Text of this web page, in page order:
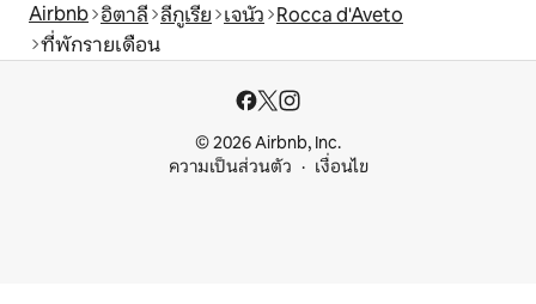
Airbnb อิตาลี ลีกูเรีย เจนัว Rocca d'Aveto
ที่พักรายเดือน
© 2026 Airbnb, Inc.
ความเป็นส่วนตัว
เงื่อนไข